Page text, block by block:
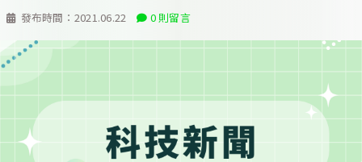
發布時間： 2021.06.22 0 則留言